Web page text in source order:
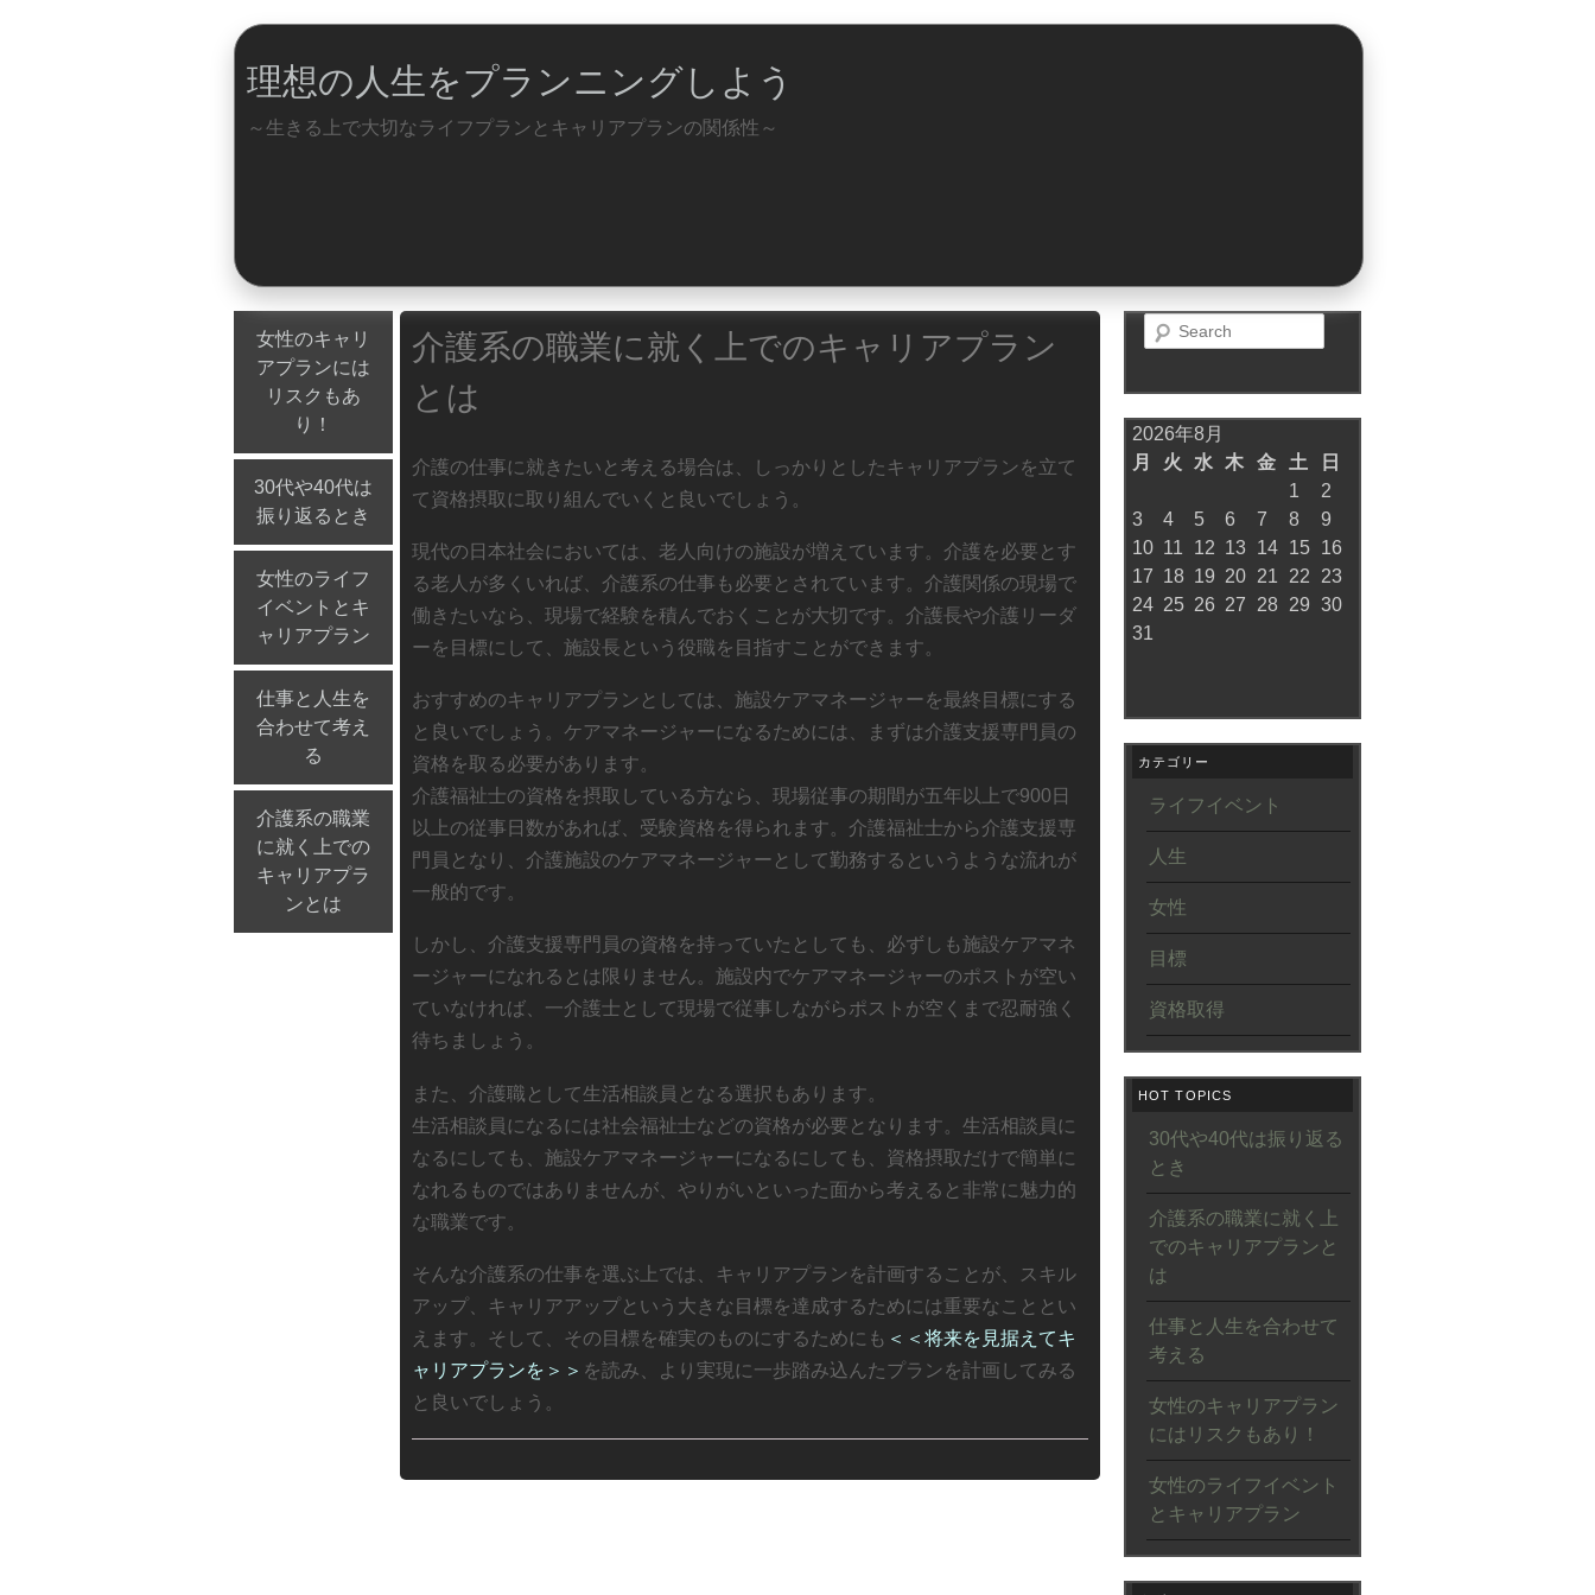
理想の人生をプランニングしよう
～生きる上で大切なライフプランとキャリアプランの関係性～
女性のキャリ
アプランには
リスクもあ
り！
30代や40代は
振り返るとき
女性のライフ
イベントとキ
ャリアプラン
仕事と人生を
合わせて考え
る
介護系の職業
に就く上での
キャリアプラ
ンとは
介護系の職業に就く上でのキャリアプラン
とは
介護の仕事に就きたいと考える場合は、しっかりとしたキャリアプランを立て
て資格摂取に取り組んでいくと良いでしょう。
現代の日本社会においては、老人向けの施設が増えています。介護を必要とす
る老人が多くいれば、介護系の仕事も必要とされています。介護関係の現場で
働きたいなら、現場で経験を積んでおくことが大切です。介護長や介護リーダ
ーを目標にして、施設長という役職を目指すことができます。
おすすめのキャリアプランとしては、施設ケアマネージャーを最終目標にする
と良いでしょう。ケアマネージャーになるためには、まずは介護支援専門員の
資格を取る必要があります。
介護福祉士の資格を摂取している方なら、現場従事の期間が五年以上で900日
以上の従事日数があれば、受験資格を得られます。介護福祉士から介護支援専
門員となり、介護施設のケアマネージャーとして勤務するというような流れが
一般的です。
しかし、介護支援専門員の資格を持っていたとしても、必ずしも施設ケアマネ
ージャーになれるとは限りません。施設内でケアマネージャーのポストが空い
ていなければ、一介護士として現場で従事しながらポストが空くまで忍耐強く
待ちましょう。
また、介護職として生活相談員となる選択もあります。
生活相談員になるには社会福祉士などの資格が必要となります。生活相談員に
なるにしても、施設ケアマネージャーになるにしても、資格摂取だけで簡単に
なれるものではありませんが、やりがいといった面から考えると非常に魅力的
な職業です。
そんな介護系の仕事を選ぶ上では、キャリアプランを計画することが、スキル
アップ、キャリアアップという大きな目標を達成するためには重要なこととい
えます。そして、その目標を確実のものにするためにも ＜＜ 将来を見据えてキ
ャリアプランを ＞＞ を読み、より実現に一歩踏み込んたプランを計画してみる
と良いでしょう。
Search
2026年8月
月
火 水 木 金 土
日
1
2
3
4 5 6 7 8
9
10 11 12 13 14 15 16
17 18 19 20 21 22
23
24 25 26 27 28 29 30
31
カテゴリー
ライフイベント
人生
女性
目標
資格取得
HOT TOPICS
30代や40代は振り返る
とき
介護系の職業に就く上
でのキャリアプランと
は
仕事と人生を合わせて
考える
女性のキャリアプラン
にはリスクもあり！
女性のライフイベント
とキャリアプラン